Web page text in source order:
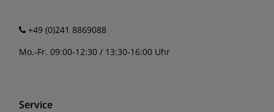
+49 (0)241 8869088
Mo.-Fr. 09:00-12:30 / 13:30-16:00 Uhr
Service